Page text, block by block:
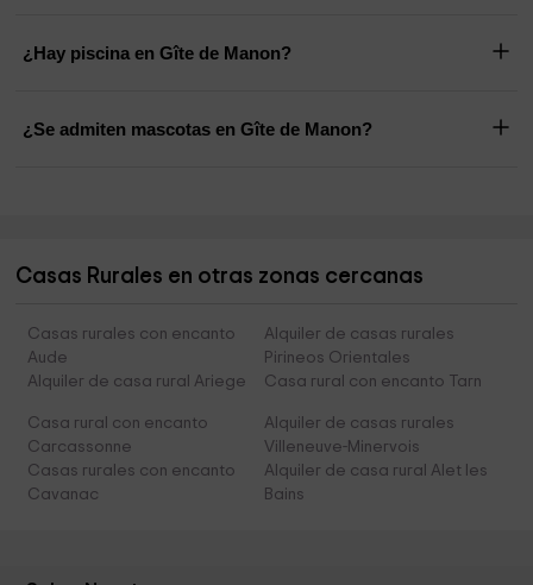
¿Hay piscina en Gîte de Manon?
¿Se admiten mascotas en Gîte de Manon?
Casas Rurales en otras zonas cercanas
Casas rurales con encanto
Aude
Alquiler de casas rurales
Pirineos Orientales
Alquiler de casa rural Ariege
Casa rural con encanto Tarn
Casa rural con encanto
Carcassonne
Alquiler de casas rurales
Villeneuve-Minervois
Casas rurales con encanto
Cavanac
Alquiler de casa rural Alet les
Bains